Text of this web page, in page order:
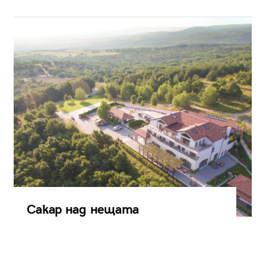
Сакар над нещата